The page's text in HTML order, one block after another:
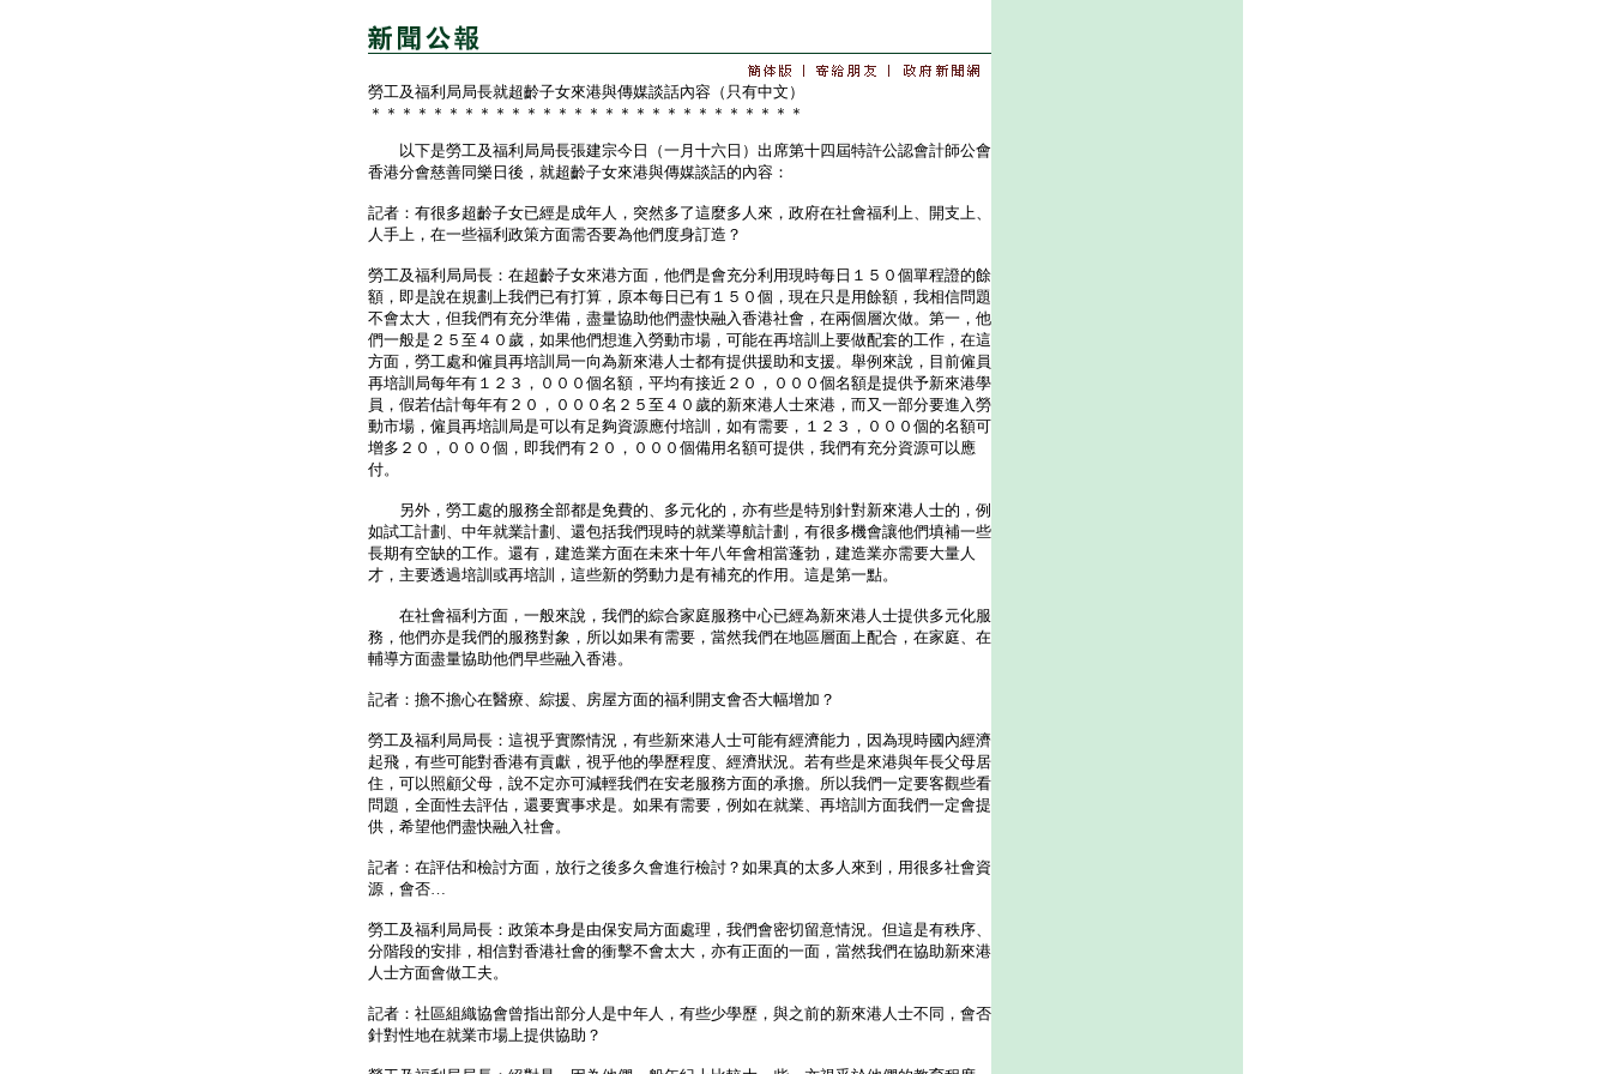
勞工及福利局局長就超齡子女來港與傳媒談話內容（只有中文）
＊＊＊＊＊＊＊＊＊＊＊＊＊＊＊＊＊＊＊＊＊＊＊＊＊＊＊＊
以下是勞工及福利局局長張建宗今日（一月十六日）出席第十四屆特許公認會計師公會
香港分會慈善同樂日後，就超齡子女來港與傳媒談話的內容：
記者：有很多超齡子女已經是成年人，突然多了這麼多人來，政府在社會福利上、開支上、
人手上，在一些福利政策方面需否要為他們度身訂造？
勞工及福利局局長：在超齡子女來港方面，他們是會充分利用現時每日１５０個單程證的餘
額，即是說在規劃上我們已有打算，原本每日已有１５０個，現在只是用餘額，我相信問題
不會太大，但我們有充分準備，盡量協助他們盡快融入香港社會，在兩個層次做。第一，他
們一般是２５至４０歲，如果他們想進入勞動市場，可能在再培訓上要做配套的工作，在這
方面，勞工處和僱員再培訓局一向為新來港人士都有提供援助和支援。舉例來說，目前僱員
再培訓局每年有１２３，０００個名額，平均有接近２０，０００個名額是提供予新來港學
員，假若估計每年有２０，０００名２５至４０歲的新來港人士來港，而又一部分要進入勞
動市場，僱員再培訓局是可以有足夠資源應付培訓，如有需要，１２３，０００個的名額可
增多２０，０００個，即我們有２０，０００個備用名額可提供，我們有充分資源可以應
付。
另外，勞工處的服務全部都是免費的、多元化的，亦有些是特別針對新來港人士的，例
如試工計劃、中年就業計劃、還包括我們現時的就業導航計劃，有很多機會讓他們填補一些
長期有空缺的工作。還有，建造業方面在未來十年八年會相當蓬勃，建造業亦需要大量人
才，主要透過培訓或再培訓，這些新的勞動力是有補充的作用。這是第一點。
在社會福利方面，一般來說，我們的綜合家庭服務中心已經為新來港人士提供多元化服
務，他們亦是我們的服務對象，所以如果有需要，當然我們在地區層面上配合，在家庭、在
輔導方面盡量協助他們早些融入香港。
記者：擔不擔心在醫療、綜援、房屋方面的福利開支會否大幅增加？
勞工及福利局局長：這視乎實際情況，有些新來港人士可能有經濟能力，因為現時國內經濟
起飛，有些可能對香港有貢獻，視乎他的學歷程度、經濟狀況。若有些是來港與年長父母居
住，可以照顧父母，說不定亦可減輕我們在安老服務方面的承擔。所以我們一定要客觀些看
問題，全面性去評估，還要實事求是。如果有需要，例如在就業、再培訓方面我們一定會提
供，希望他們盡快融入社會。
記者：在評估和檢討方面，放行之後多久會進行檢討？如果真的太多人來到，用很多社會資
源，會否…
勞工及福利局局長：政策本身是由保安局方面處理，我們會密切留意情況。但這是有秩序、
分階段的安排，相信對香港社會的衝擊不會太大，亦有正面的一面，當然我們在協助新來港
人士方面會做工夫。
記者：社區組織協會曾指出部分人是中年人，有些少學歷，與之前的新來港人士不同，會否
針對性地在就業市場上提供協助？